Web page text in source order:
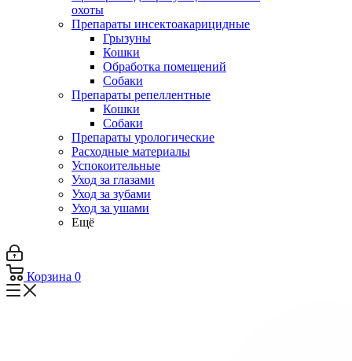
охоты
Препараты инсектоакарицидные
Грызуны
Кошки
Обработка помещений
Собаки
Препараты репеллентные
Кошки
Собаки
Препараты урологические
Расходные материалы
Успокоительные
Уход за глазами
Уход за зубами
Уход за ушами
Ещё
Корзина 0